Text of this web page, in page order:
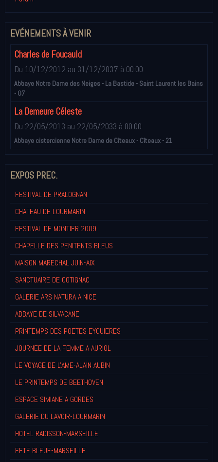
EVÉNEMENTS À VENIR
Charles de Foucauld
Du 10/12/2012 au 31/12/2037 à 00:00
Abbaye Notre Dame des Neiges - La Bastide - Saint Laurent les Bains
- 07
La Demeure Céleste
Du 22/05/2013 au 22/05/2033 à 00:00
Abbaye cistercienne Notre Dame de Cîteaux - Cîteaux - 21
EXPOS PREC.
FESTIVAL DE PRALOGNAN
CHATEAU DE LOURMARIN
FESTIVAL DE MONTIER 2009
CHAPELLE DES PENITENTS BLEUS
MAISON MARECHAL JUIN-AIX
SANCTUAIRE DE COTIGNAC
GALERIE ARS NATURA A NICE
ABBAYE DE SILVACANE
PRINTEMPS DES POETES EYGUIERES
JOURNEE DE LA FEMME A AURIOL
LE VOYAGE DE L'AME-ALAIN AUBIN
LE PRINTEMPS DE BEETHOVEN
ESPACE SIMIANE A GORDES
GALERIE DU LAVOIR-LOURMARIN
HOTEL RADISSON-MARSEILLE
FETE BLEUE-MARSEILLE